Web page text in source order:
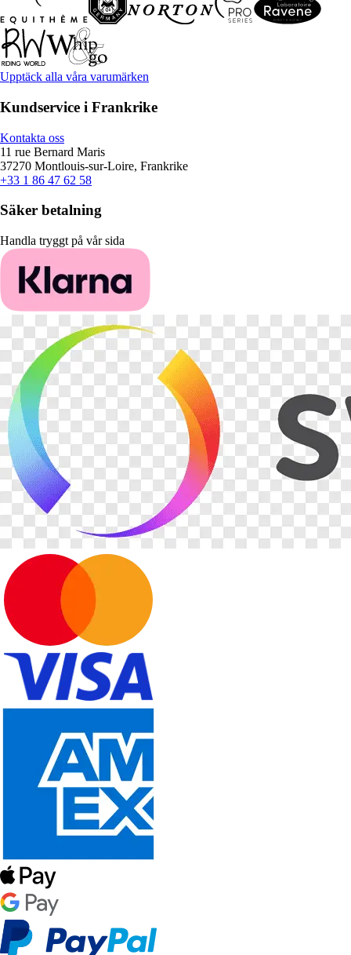
Upptäck alla våra varumärken
Kundservice i Frankrike
Kontakta oss
11 rue Bernard Maris
37270 Montlouis-sur-Loire, Frankrike
+33 1 86 47 62 58
Säker betalning
Handla tryggt på vår sida